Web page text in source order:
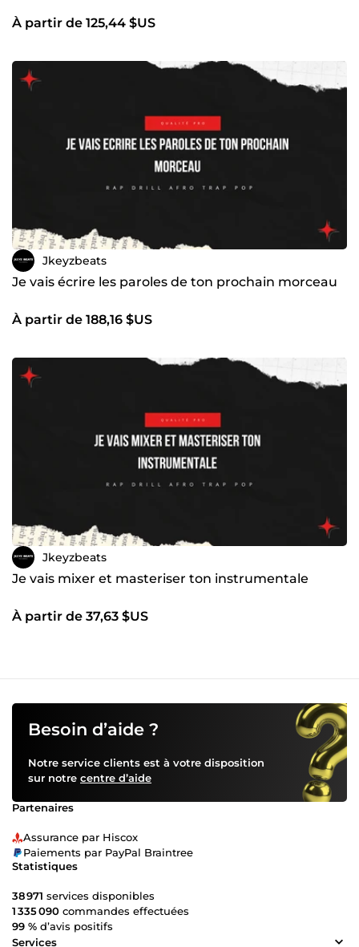
À partir de 125,44 $US
Jkeyzbeats
Je vais écrire les paroles de ton prochain morceau
À partir de 188,16 $US
Jkeyzbeats
Je vais mixer et masteriser ton instrumentale
À partir de 37,63 $US
Besoin d’aide ?
Notre service clients est à votre disposition
sur notre centre d’aide
Partenaires
Assurance par Hiscox
Paiements par PayPal Braintree
Statistiques
38 971 services disponibles
1 335 090 commandes effectuées
99 % d’avis positifs
Services